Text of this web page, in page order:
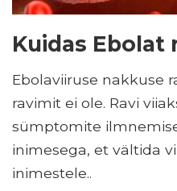
Kuidas Ebolat
Ebolaviiruse nakkuse
ravimit ei ole. Ravi
sümptomite
inimesega, et vältida
inimestele..